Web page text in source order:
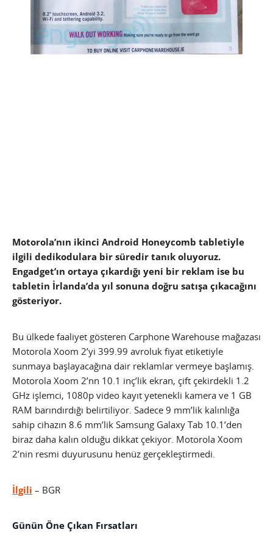
Motorola’nın ikinci Android Honeycomb tabletiyle
ilgili dedikodulara bir süredir tanık oluyoruz.
Engadget’ın ortaya çıkardığı yeni bir reklam ise bu
tabletin İrlanda’da yıl sonuna doğru satışa çıkacağını
gösteriyor.
Bu ülkede faaliyet gösteren Carphone Warehouse mağazası
Motorola Xoom 2’yi 399.99 avroluk fiyat etiketiyle
sunmaya başlayacağına dair reklamlar vermeye başlamış.
Motorola Xoom 2’nn 10.1 inç’lik ekran, çift çekirdekli 1.2
GHz işlemci, 1080p video kayıt yetenekli kamera ve 1 GB
RAM barındırdığı belirtiliyor. Sadece 9 mm’lik kalınlığa
sahip cihazın 8.6 mm’lik Samsung Galaxy Tab 10.1’den
biraz daha kalın olduğu dikkat çekiyor. Motorola Xoom
2’nin resmi duyurusunu henüz gerçekleştirmedi.
İlgili – BGR
Günün Öne Çıkan Fırsatları